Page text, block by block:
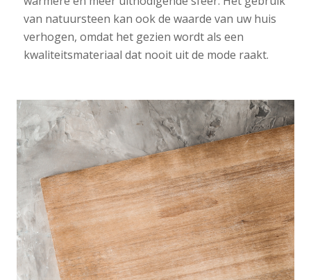
van natuursteen kan ook de waarde van uw huis
verhogen, omdat het gezien wordt als een
kwaliteitsmateriaal dat nooit uit de mode raakt.